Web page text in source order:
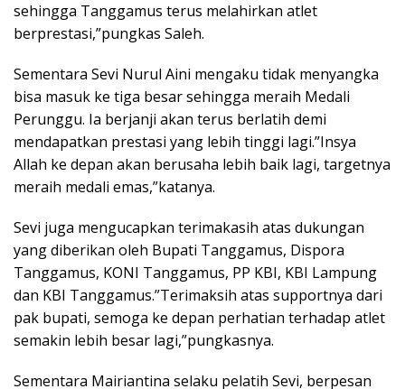
sehingga Tanggamus terus melahirkan atlet
berprestasi,”pungkas Saleh.
Sementara Sevi Nurul Aini mengaku tidak menyangka
bisa masuk ke tiga besar sehingga meraih Medali
Perunggu. Ia berjanji akan terus berlatih demi
mendapatkan prestasi yang lebih tinggi lagi.”Insya
Allah ke depan akan berusaha lebih baik lagi, targetnya
meraih medali emas,”katanya.
Sevi juga mengucapkan terimakasih atas dukungan
yang diberikan oleh Bupati Tanggamus, Dispora
Tanggamus, KONI Tanggamus, PP KBI, KBI Lampung
dan KBI Tanggamus.”Terimaksih atas supportnya dari
pak bupati, semoga ke depan perhatian terhadap atlet
semakin lebih besar lagi,”pungkasnya.
Sementara Mairiantina selaku pelatih Sevi, berpesan